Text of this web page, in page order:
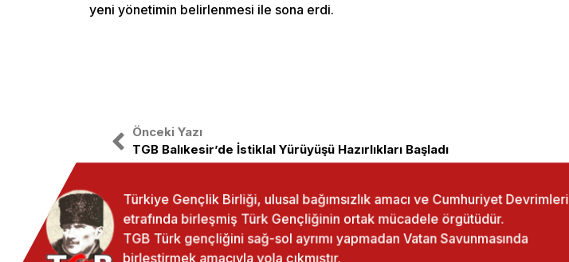
yeni yönetimin belirlenmesi ile sona erdi.
Önceki Yazı
TGB Balıkesir’de İstiklal Yürüyüşü Hazırlıkları Başladı
Türkiye Gençlik Birliği, ulusal bağımsızlık amacı ve Cumhuriyet Devrimleri
etrafında birleşmiş Türk Gençliğinin ortak mücadele örgütüdür.
TGB Türk gençliğini sağ-sol ayrımı yapmadan Vatan Savunmasında
birleştirmek amacıyla yola çıkmıştır.